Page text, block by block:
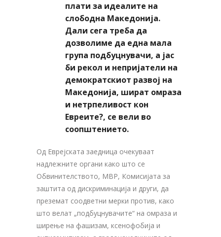
плати за идеалите на
слободна Македонија.
Дали сега треба да
дозволиме да една мала
група подбуцнувачи, а јас
би рекол и непријатели на
демократскиот развој на
Македонија, шират омраза
и нетрпеливост кон
Евреите?, се вели во
соопштението.
Од Еврејската заедница очекуваат
надлежните органи како што се
Обвинителството, МВР, Комисијата за
заштита од дискриминација и други, да
преземат соодветни мерки против, како
што велат „подбуцнувачите“ на омраза и
ширење на фашизам, ксенофобија и